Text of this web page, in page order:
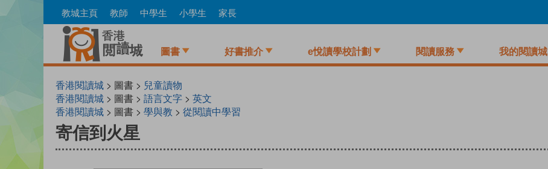
to
教城主頁 教師 中學生 小學生 家長
圖書 好書推介 e悅讀學校計劃 閱讀服務 我的閱讀城
香港閱讀城 > 圖書 > 兒童讀物
香港閱讀城 > 圖書 > 語言文字 > 英文
香港閱讀城 > 圖書 > 學與教 > 從閱讀中學習
寄信到火星